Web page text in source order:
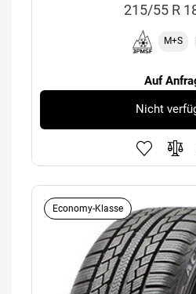
215/55 R
M+S
Auf
Nicht
Economy-Klasse